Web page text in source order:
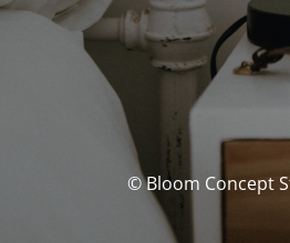
© Bloom Concept